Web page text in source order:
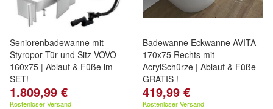
Seniorenbadewanne mit
Styropor Tür und Sitz VOVO
160x75 | Ablauf & Füße im
SET!
1.809,99 €
Kostenloser Versand
Badewanne Eckwanne AVITA
170x75 Rechts mit
AcrylSchürze | Ablauf & Füße
GRATIS !
419,99 €
Kostenloser Versand